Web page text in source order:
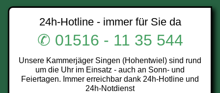
24h-Hotline - immer für Sie da
✆ 01516 - 11 35 544
Unsere Kammerjäger Singen (Hohentwiel) sind rund
um die Uhr im Einsatz - auch an Sonn- und
Feiertagen. Immer erreichbar dank 24h-Hotline und
24h-Notdienst